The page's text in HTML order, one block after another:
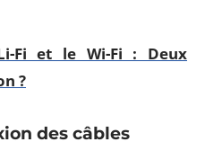
Fi et le Wi-Fi : Deux
?
des câbles